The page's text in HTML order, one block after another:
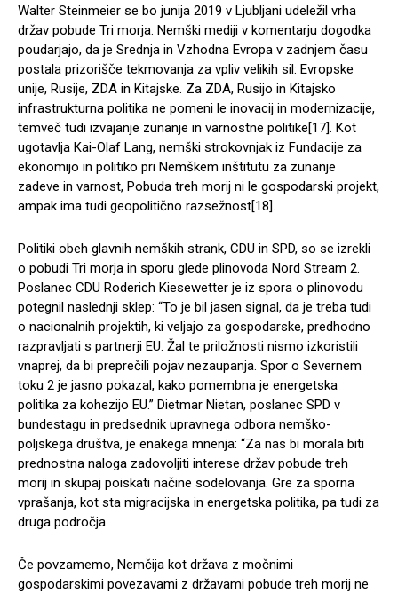
Walter Steinmeier se bo junija 2019 v Ljubljani udeležil vrha
držav pobude Tri morja. Nemški mediji v komentarju dogodka
poudarjajo, da je Srednja in Vzhodna Evropa v zadnjem času
postala prizorišče tekmovanja za vpliv velikih sil: Evropske
unije, Rusije, ZDA in Kitajske. Za ZDA, Rusijo in Kitajsko
infrastrukturna politika ne pomeni le inovacij in modernizacije,
temveč tudi izvajanje zunanje in varnostne politike[17]. Kot
ugotavlja Kai-Olaf Lang, nemški strokovnjak iz Fundacije za
ekonomijo in politiko pri Nemškem inštitutu za zunanje
zadeve in varnost, Pobuda treh morij ni le gospodarski projekt,
ampak ima tudi geopolitično razsežnost[18].
Politiki obeh glavnih nemških strank, CDU in SPD, so se izrekli
o pobudi Tri morja in sporu glede plinovoda Nord Stream 2.
Poslanec CDU Roderich Kiesewetter je iz spora o plinovodu
potegnil naslednji sklep: “To je bil jasen signal, da je treba tudi
o nacionalnih projektih, ki veljajo za gospodarske, predhodno
razpravljati s partnerji EU. Žal te priložnosti nismo izkoristili
vnaprej, da bi preprečili pojav nezaupanja. Spor o Severnem
toku 2 je jasno pokazal, kako pomembna je energetska
politika za kohezijo EU.” Dietmar Nietan, poslanec SPD v
bundestagu in predsednik upravnega odbora nemško-
poljskega društva, je enakega mnenja: “Za nas bi morala biti
prednostna naloga zadovoljiti interese držav pobude treh
morij in skupaj poiskati načine sodelovanja. Gre za sporna
vprašanja, kot sta migracijska in energetska politika, pa tudi za
druga področja.
Če povzamemo, Nemčija kot država z močnimi
gospodarskimi povezavami z državami pobude treh morij ne